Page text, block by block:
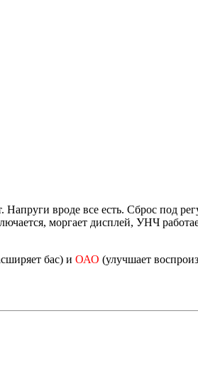
вроде все есть. Сброс под
моргает дисплей, УНЧ
бас) и ОАО (улучшает